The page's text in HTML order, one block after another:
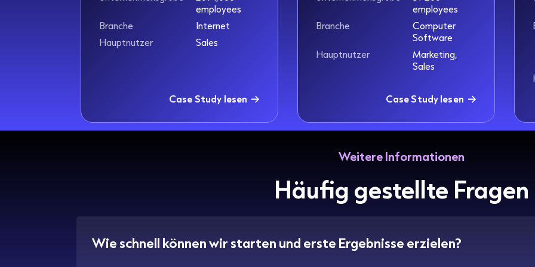
employees
Branche
Internet
Hauptnutzer
Sales
Case Study lesen
employees
Branche
Computer
Software
Hauptnutzer
Marketing,
Sales
Case Study lesen
Weitere Informationen
Häufig gestellte Fragen
Wie schnell können wir starten und erste Ergebnisse erzielen?